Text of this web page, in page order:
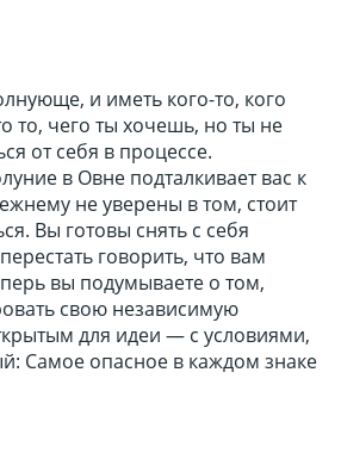
и иметь кого-то, кого
то, чего ты хочешь, но ты не
от себя в процессе.
в Овне подталкивает вас к
не уверены в том, стоит
Вы готовы снять с себя
говорить, что вам
вы подумываете о том,
свою независимую
для идеи — с условиями,
Самое опасное в каждом знаке